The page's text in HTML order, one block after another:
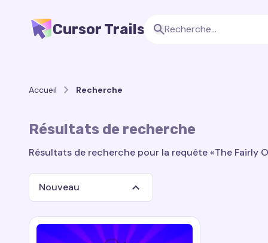
Cursor Trails
Accueil Recherche
Résultats de recherche
Résultats de recherche pour la requête «The Fairly
Recherche
Nouveau